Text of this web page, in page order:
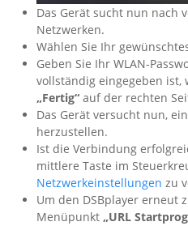
Das Gerät sucht nun nach
Netzwerken.
Wählen Sie Ihr
Geben Sie Ihr WLAN-
vollständig eingegeben ist,
„Fertig“ auf der rechten
Das Gerät versucht nun,
herzustellen.
Ist die Verbindung
mittlere Taste im
Netzwerkeinstellungen zu
Um den DSBplayer erneut
Menüpunkt „URL